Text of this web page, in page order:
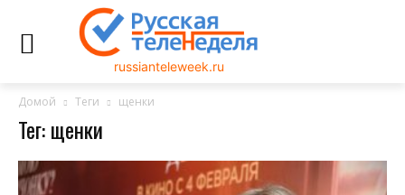
russianteleweek.ru
Домой Теги щенки
Тег: щенки